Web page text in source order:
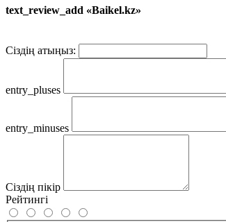
text_review_add «Baikel.kz»
Сіздің атыңыз:
entry_pluses
entry_minuses
Сіздің пікір
Рейтингі